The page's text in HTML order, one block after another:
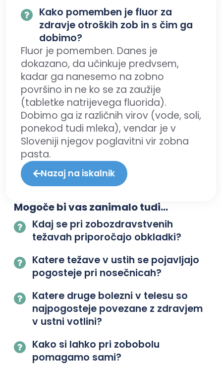
Kako pomemben je fluor za
zdravje otroških zob in s čim ga
dobimo?
Fluor je pomemben. Danes je
dokazano, da učinkuje predvsem,
kadar ga nanesemo na zobno
površino in ne ko se za zaužije
(tabletke natrijevega fluorida).
Dobimo ga iz različnih virov (vode, soli,
ponekod tudi mleka), vendar je v
Sloveniji njegov poglavitni vir zobna
pasta.
Nazaj na iskalnik
Mogoče bi vas zanimalo tudi...
Kdaj se pri zobozdravstvenih
težavah priporočajo obkladki?
Katere težave v ustih se pojavljajo
pogosteje pri nosečnicah?
Katere druge bolezni v telesu so
najpogosteje povezane z zdravjem
v ustni votlini?
Kako si lahko pri zobobolu
pomagamo sami?